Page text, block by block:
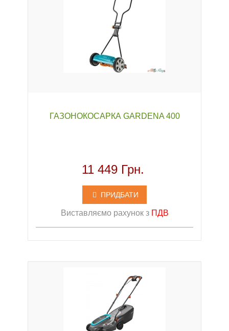
ГАЗОНОКОСАРКА GARDENA 400
11 449 Грн.
ПРИДБАТИ
Виставляємо рахунок з ПДВ